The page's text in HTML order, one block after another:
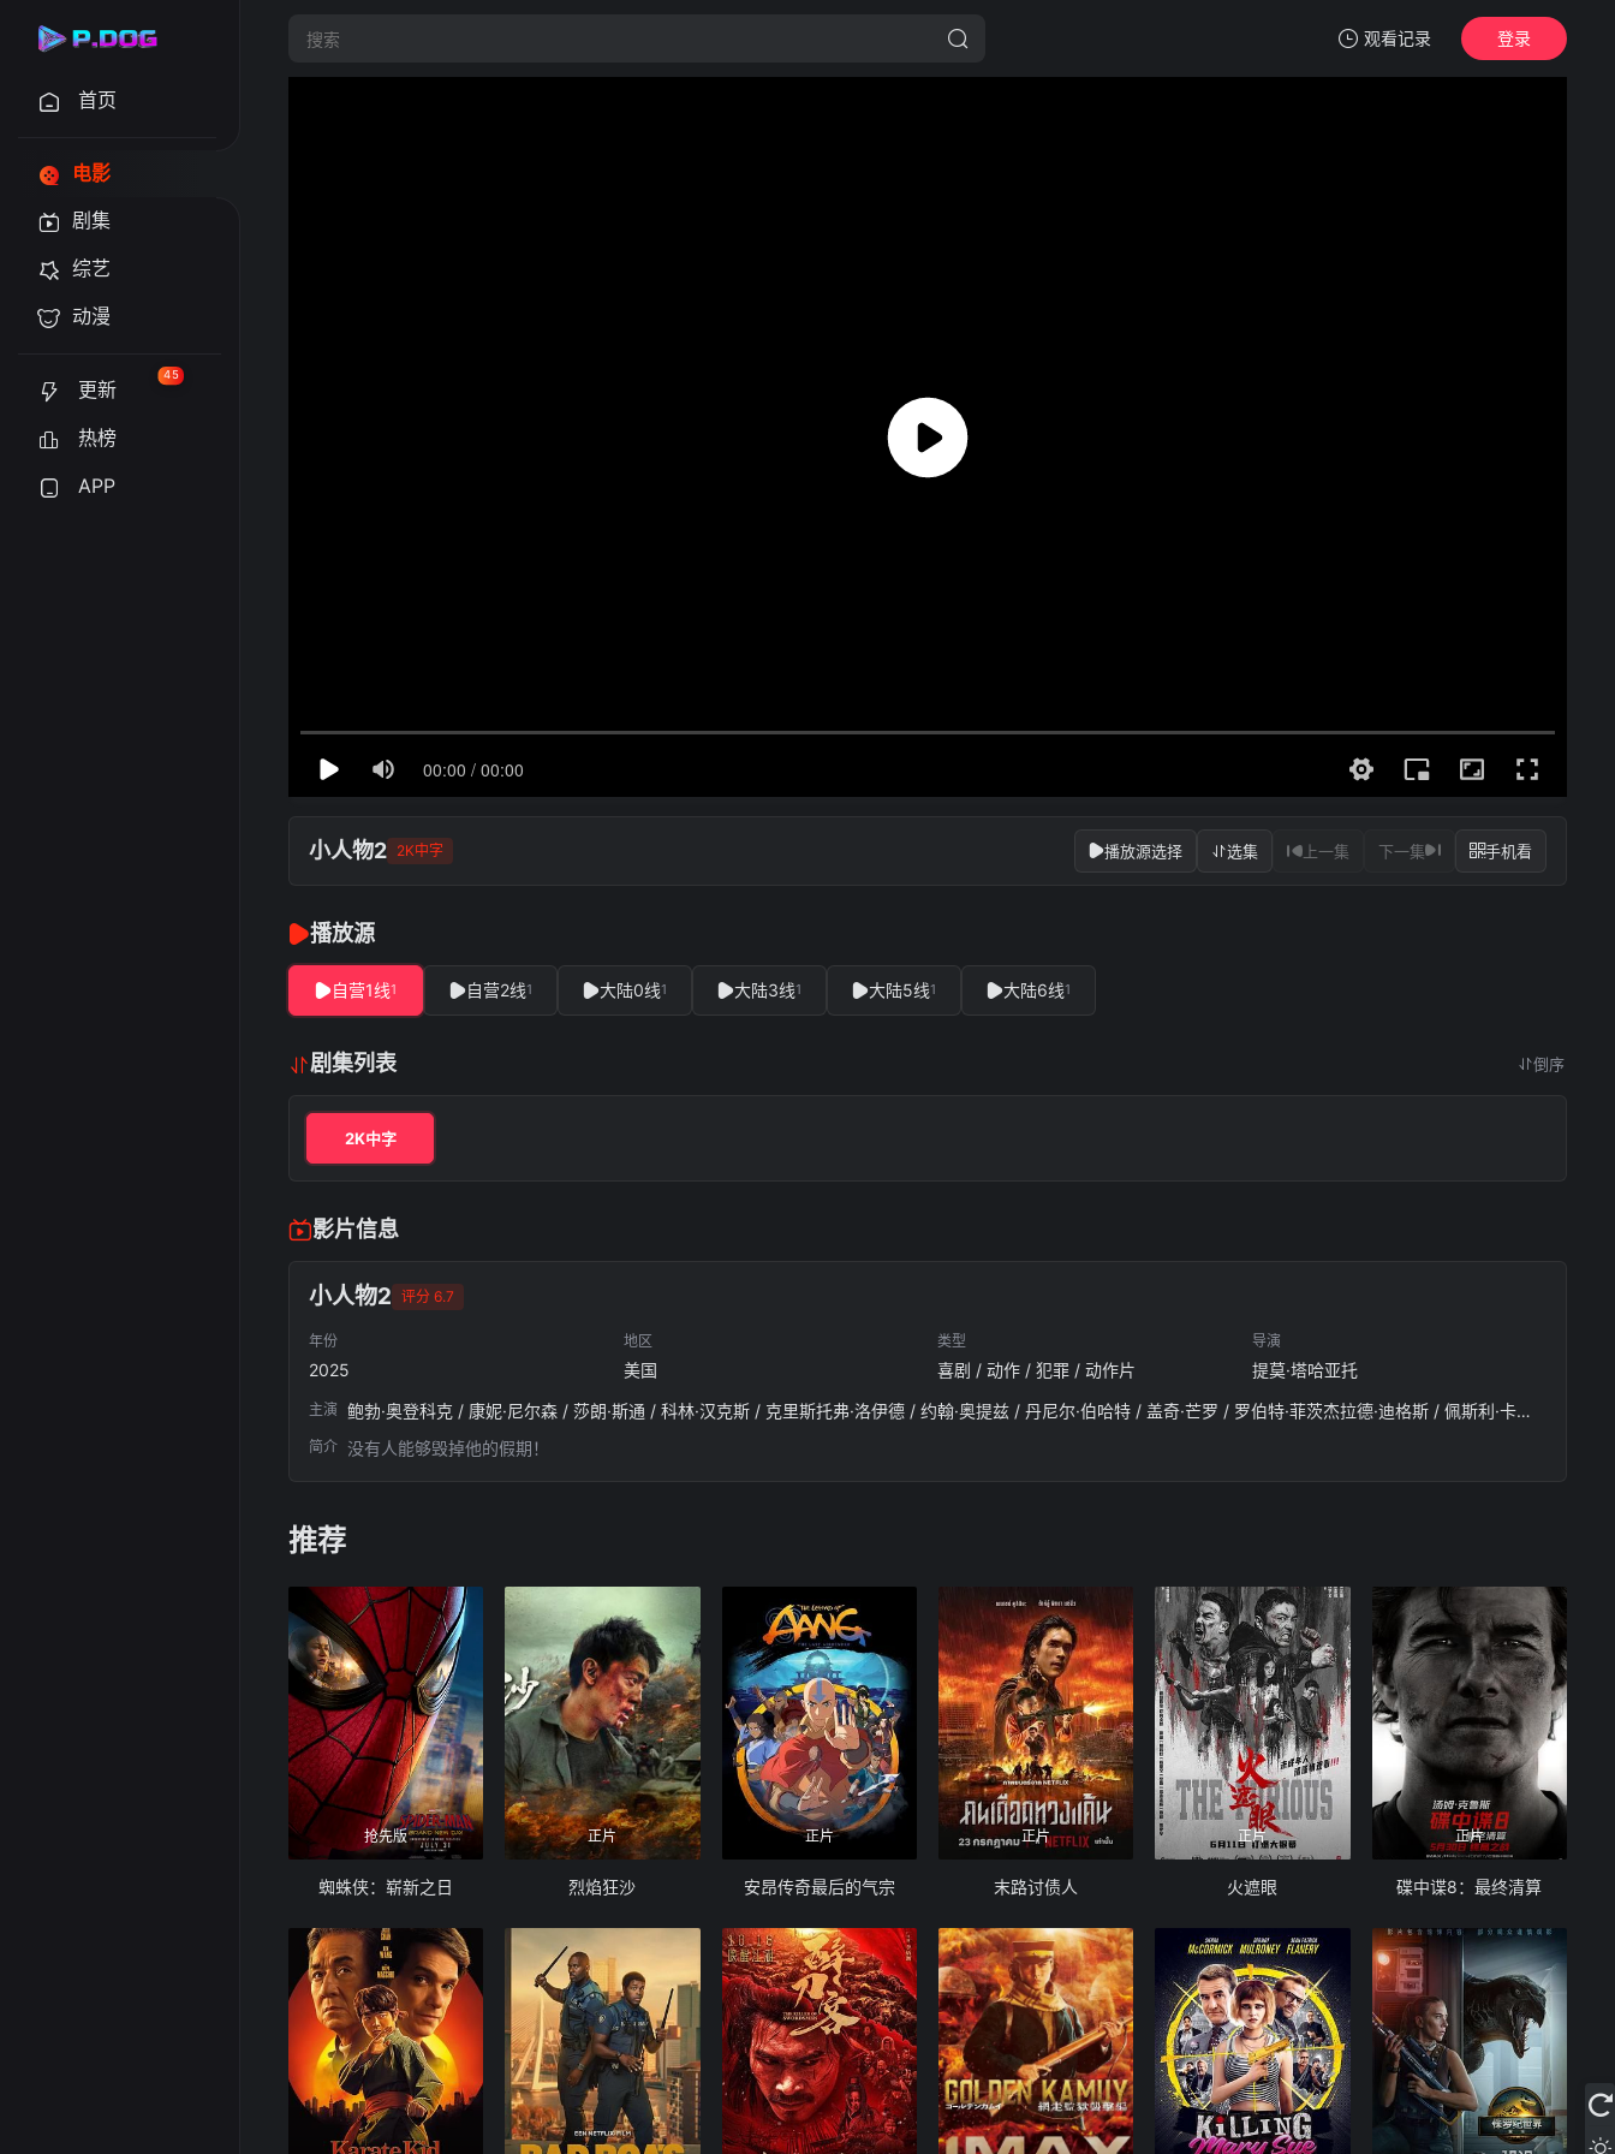
观看记录 登录
首页
电影
剧集
综艺
动漫
更新
45
热榜
APP
小人物2 2K中字 播放源选择 选集 上一集 下一集 手机看
播放源
自营1线1 自营2线1 大陆0线1 大陆3线1 大陆5线1 大陆6线1
剧集列表 倒序
2K中字
影片信息
小人物2 评分 6.7
年份
2025
地区
美国
类型
喜剧 / 动作 / 犯罪 / 动作片
导演
提莫·塔哈亚托
主演 鲍勃·奥登科克 / 康妮·尼尔森 / 莎朗·斯通 / 科林·汉克斯 / 克里斯托弗·洛伊德 / 约翰·奥提兹 / 丹尼尔·伯哈特 / 盖奇·芒罗 / 罗伯特·菲茨杰拉德·迪格斯 / 佩斯利·卡多拉思 / 诺兰·格兰瑟姆 / 辛蒂·迈斯科
简介 没有人能够毁掉他的假期！
推荐
抢先版
蜘蛛侠：崭新之日
正片
烈焰狂沙
正片
安昂传奇最后的气宗
正片
末路讨债人
正片
火遮眼
正片
碟中谍8：最终清算